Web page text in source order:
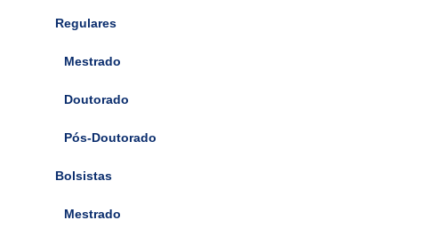
Regulares
Mestrado
Doutorado
Pós-Doutorado
Bolsistas
Mestrado